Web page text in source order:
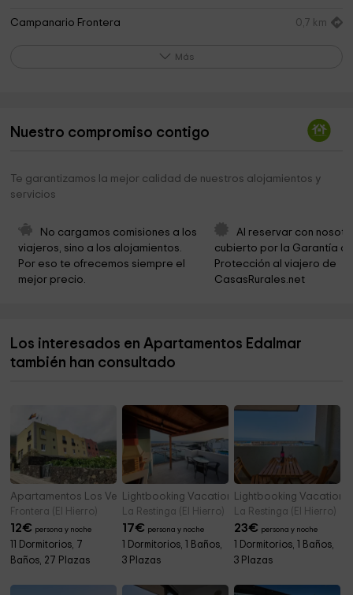
Campanario Frontera 0,7 km
Ermita de Nuestra Señora de Candelaria
Lagarto Gigante de El Hierro
Ermita de la Caridad 2,9 km
Ermita de la Virgen de la Peña 5,8 km
Centro De Interpretación De El Julan 6,2 km
Iglesia De La Sagrada Familia
Más
Nuestro compromiso contigo
Te garantizamos la mejor calidad de nuestros alojamientos y
servicios
No cargamos comisiones a los
viajeros, sino a los alojamientos.
Por eso te ofrecemos siempre el
mejor precio.
Al reservar con
cubierto por la Garantía
Protección al viajero de
CasasRurales.net
Los interesados en Apartamentos Edalmar
también han consultado
Apartamentos Los Verodes
Frontera (El Hierro)
12€ persona y noche
11 Dormitorios, 7
Baños, 27 Plazas
Lightbooking Vacation Rentals- La Restinga 4
La Restinga (El Hierro)
17€ persona y noche
1 Dormitorios, 1 Baños,
3 Plazas
Lightbooking Vacation
La Restinga (El Hierro)
23€ persona y noche
1 Dormitorios, 1 Baños,
3 Plazas